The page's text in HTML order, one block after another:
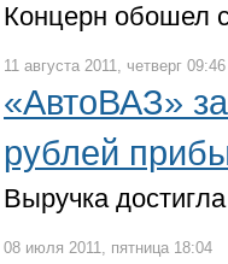
Концерн обошел
11 августа 2011, четверг 09:46
«АвтоВАЗ»
рублей
Выручка
08 июля 2011, пятница 18:04